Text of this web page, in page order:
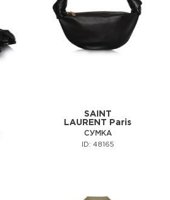
SAINT
LAURENT Paris
СУМКА
ID: 48165